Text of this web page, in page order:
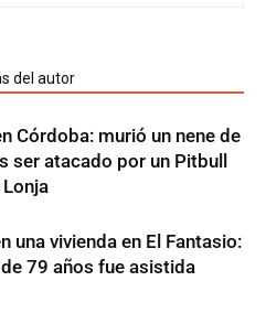
del autor
Córdoba: murió un nene de
ser atacado por un Pitbull
una vivienda en El Fantasio:
79 años fue asistida